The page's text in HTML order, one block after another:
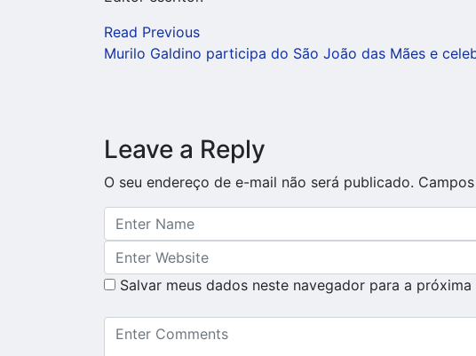
Read Previous
Murilo Galdino participa do São João das Mães e
Leave a Reply
O seu endereço de e-mail não será publicado.
Salvar meus dados neste navegador para a